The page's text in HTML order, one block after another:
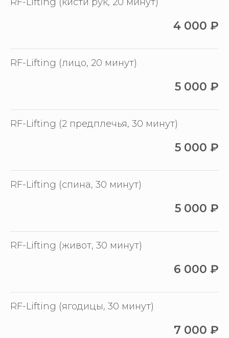
4 000 ₽
RF-Lifting (лицо, 20 минут)
5 000 ₽
RF-Lifting (2 предплечья, 30 минут)
5 000 ₽
RF-Lifting (спина, 30 минут)
5 000 ₽
RF-Lifting (живот, 30 минут)
6 000 ₽
RF-Lifting (ягодицы, 30 минут)
7 000 ₽